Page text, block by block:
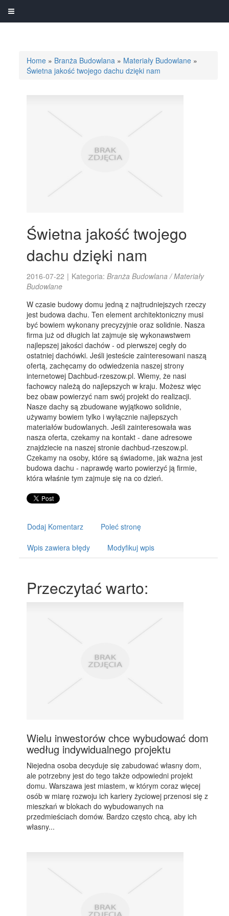
Home » Branża Budowlana » Materiały Budowlane »
Świetna jakość twojego dachu dzięki nam
Świetna jakość twojego
dachu dzięki nam
2016-07-22 | Kategoria:Branża Budowlana / Materiały
Budowlane
W czasie budowy domu jedną z najtrudniejszych rzeczy
jest budowa dachu. Ten element architektoniczny musi
być bowiem wykonany precyzyjnie oraz solidnie. Nasza
firma już od długich lat zajmuje się wykonawstwem
najlepszej jakości dachów - od pierwszej cegły do
ostatniej dachówki. Jeśli jesteście zainteresowani naszą
ofertą, zachęcamy do odwiedzenia naszej strony
internetowej Dachbud-rzeszow.pl. Wiemy, że nasi
fachowcy należą do najlepszych w kraju. Możesz więc
bez obaw powierzyć nam swój projekt do realizacji.
Nasze dachy są zbudowane wyjątkowo solidnie,
używamy bowiem tylko i wyłącznie najlepszych
materiałów budowlanych. Jeśli zainteresowała was
nasza oferta, czekamy na kontakt - dane adresowe
znajdziecie na naszej stronie dachbud-rzeszow.pl.
Czekamy na osoby, które są świadome, jak ważna jest
budowa dachu - naprawdę warto powierzyć ją firmie,
która właśnie tym zajmuje się na co dzień.
Dodaj Komentarz Poleć stronę
Wpis zawiera błędy Modyfikuj wpis
Przeczytać warto:
Wielu inwestorów chce wybudować dom
według indywidualnego projektu
Niejedna osoba decyduje się zabudować własny dom,
ale potrzebny jest do tego także odpowiedni projekt
domu. Warszawa jest miastem, w którym coraz więcej
osób w miarę rozwoju ich kariery życiowej przenosi się z
mieszkań w blokach do wybudowanych na
przedmieściach domów. Bardzo często chcą, aby ich
własny...